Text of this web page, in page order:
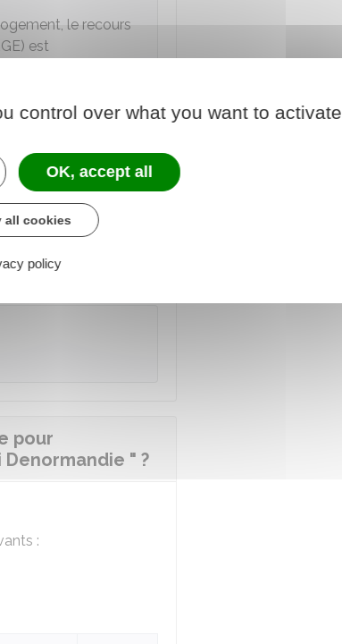
le recours
est
eannée suivant
pour
" ?
:
control over what you want to activate
OK, accept all
all cookies
policy